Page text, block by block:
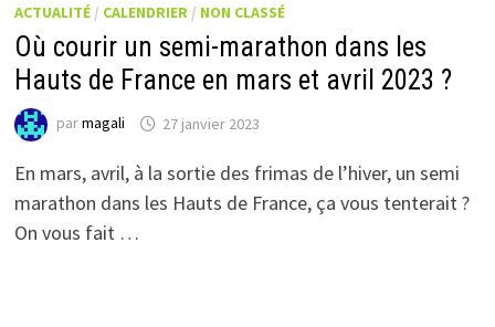
ACTUALITÉ / CALENDRIER / NON CLASSÉ
Où courir un semi-marathon dans les
Hauts de France en mars et avril 2023 ?
parmagali 27 janvier 2023
En mars, avril, à la sortie des frimas de l’hiver, un semi
marathon dans les Hauts de France, ça vous tenterait ?
On vous fait …